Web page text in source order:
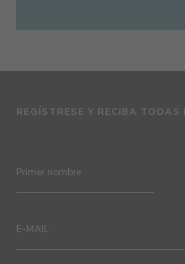
REGÍSTRESE Y RECIBA